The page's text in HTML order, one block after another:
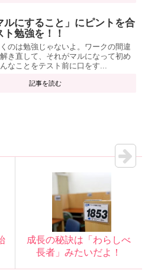
ルにすること」にピントを合
勉強を！！
くのは勉強じゃないよ。ワークの間違
き直して、それがマルになって初め
なことをテスト前に口をす...
記事を読む
成長の秘訣は「わらしべ
長者」みたいだよ！